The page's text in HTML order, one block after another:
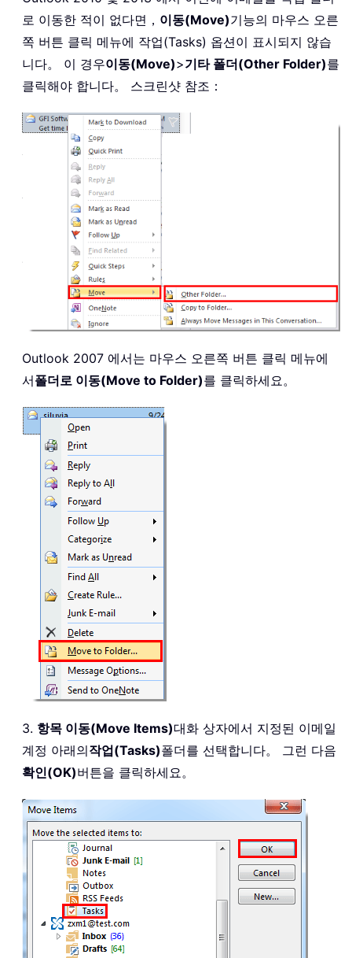
로 이동한 적이 없다면， 이동(Move)기능의 마우스 오른
쪽 버튼 클릭 메뉴에 작업(Tasks) 옵션이 표시되지 않습
니다。 이 경우이동(Move)>기타 폴더(Other Folder)를
클릭해야 합니다。 스크린샷 참조：
Outlook 2007 에서는 마우스 오른쪽 버튼 클릭 메뉴에
서폴더로 이동(Move to Folder)를 클릭하세요。
3. 항목 이동(Move Items)대화 상자에서 지정된 이메일
계정 아래의작업(Tasks)폴더를 선택합니다。 그런 다음
확인(OK)버튼을 클릭하세요。